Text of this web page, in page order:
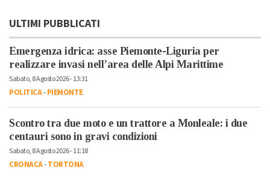
ULTIMI PUBBLICATI
Emergenza idrica: asse Piemonte-Liguria per
realizzare invasi nell’area delle Alpi Marittime
Sabato, 8 Agosto 2026 - 13:31
POLITICA-PIEMONTE
Scontro tra due moto e un trattore a Monleale: i due
centauri sono in gravi condizioni
Sabato, 8 Agosto 2026 - 11:18
CRONACA-TORTONA